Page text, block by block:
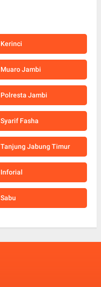
Kerinci
Muaro Jambi
Polresta Jambi
Syarif Fasha
Tanjung Jabung Timur
Inforial
Sabu